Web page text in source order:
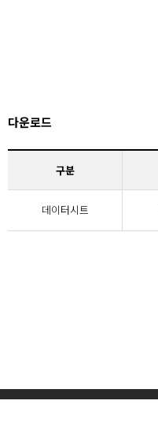
다운로드
구분
데이터시트